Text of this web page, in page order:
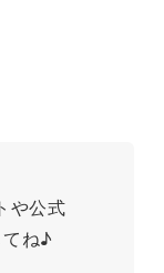
や公式
ね♪